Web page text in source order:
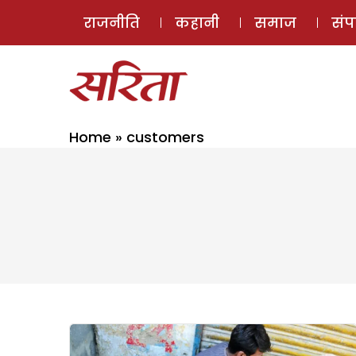
राजनीति कहानी समाज
Home » customers